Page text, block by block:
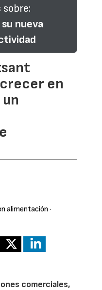
nueva
en
alimentación ·
comerciales,